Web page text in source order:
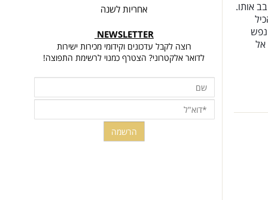
NEWSLETTER
רוצה לקבל עדכונים וקידומי מכירות ישירות